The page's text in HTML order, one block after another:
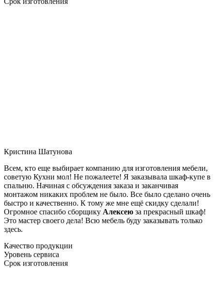
Кристина Шатунова
Всем, кто еще выбирает компанию для изготовления мебели,
советую Кухни мол! Не пожалеете! Я заказывала шкаф-купе в
спальню. Начиная с обсуждения заказа и заканчивая
монтажом никаких проблем не было. Все было сделано очень
быстро и качественно. К тому же мне ещё скидку сделали!
Огромное спасибо сборщику Алексею за прекрасный шкаф!
Это мастер своего дела! Всю мебель буду заказывать только
здесь.
Качество продукции
Уровень сервиса
Срок изготовления